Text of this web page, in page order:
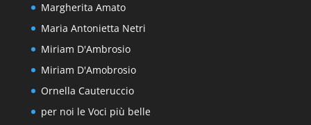
Margherita Amato
Maria Antonietta Netri
Miriam D'Ambrosio
Miriam D'Amobrosio
Ornella Cauteruccio
per noi le Voci più belle